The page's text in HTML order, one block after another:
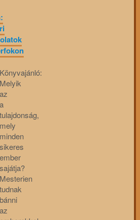
Könyvajánló:
Melyik
az
a
tulajdonság,
mely
minden
sikeres
ember
sajátja?
Mesterien
tudnak
bánni
az